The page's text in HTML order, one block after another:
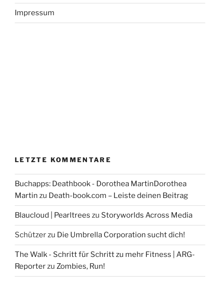
Impressum
LETZTE KOMMENTARE
Buchapps: Deathbook - Dorothea MartinDorothea
Martin zu Death-book.com – Leiste deinen Beitrag
Blaucloud | Pearltrees zu Storyworlds Across Media
Schützerzu Die Umbrella Corporation sucht dich!
The Walk - Schritt für Schritt zu mehr Fitness | ARG-
Reporterzu Zombies, Run!